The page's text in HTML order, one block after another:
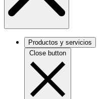
Productos y servicios
Close button